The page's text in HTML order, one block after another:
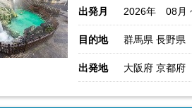
出発月 2026年 08月
目的地 群馬県 長野県
出発地 大阪府 京都府